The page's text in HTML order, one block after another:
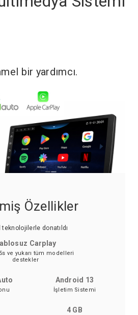
bir yardımcı.
Özellikler
teknolojilerle donatıldı
Carplay
ve yukarı tüm modelleri
destekler
Android 13
İşletim Sistemi
4 GB